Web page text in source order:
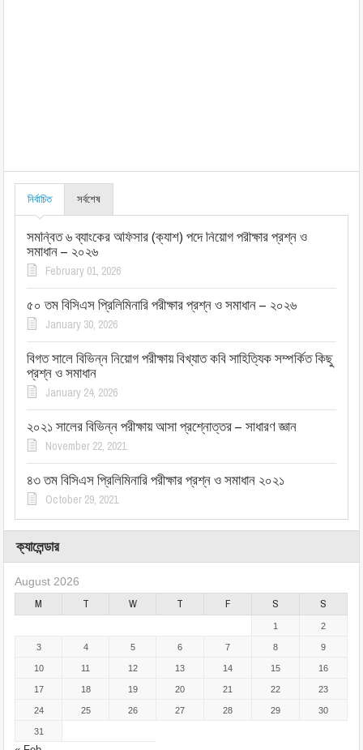
নির্বাচিত সর্বশেষ
সমন্বিত ৬ ব্যাংকের অফিসার (ক্যাশ) পদে নিয়োগ পরীক্ষার প্রশ্ন ও
সমাধান – ২০২৬
February 01, 2026
৫০ তম বিসিএস প্রিলিমিনারি পরীক্ষার প্রশ্ন ও সমাধান – ২০২৬
January 30, 2026
বিগত সালে বিভিন্ন নিয়োগ পরীক্ষায় বিখ্যাত কবি সাহিত্যিক সম্পর্কিত কিছু
প্রশ্ন ও সমাধান
January 24, 2026
২০২১ সালের বিভিন্ন পরীক্ষায় আসা প্রশ্নোত্তর – সাধারণ জ্ঞান
November 22, 2021
৪৩ তম বিসিএস প্রিলিমিনারি পরীক্ষার প্রশ্ন ও সমাধান ২০২১
October 29, 2021
ক্যালেন্ডার
August 2026
M T W T F S S
1 2
3 4 5 6 7 8 9
10 11 12 13 14 15 16
17 18 19 20 21 22 23
24 25 26 27 28 29 30
31